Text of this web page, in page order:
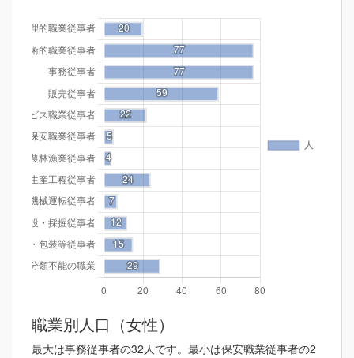
職業別人口（女性）
最大は事務従事者の32人です。最小は保安職業従事者の2